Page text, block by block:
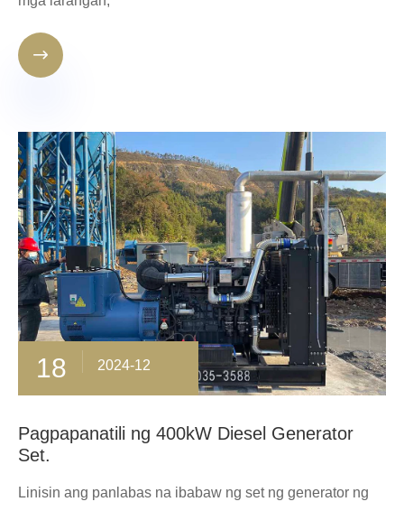

18 2024-12
Pagpapanatili ng 400kW Diesel Generator
Set.
Linisin ang panlabas na ibabaw ng set ng generator ng